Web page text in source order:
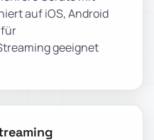
auf iOS, Android
für
geeignet